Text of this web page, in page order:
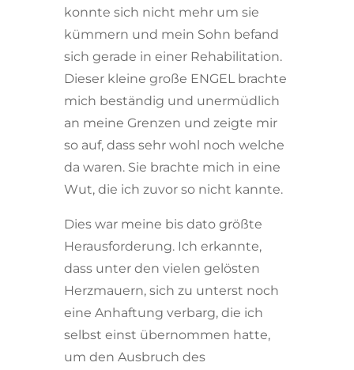
konnte sich nicht mehr um sie
kümmern und mein Sohn befand
sich gerade in einer Rehabilitation.
Dieser kleine große ENGEL brachte
mich beständig und unermüdlich
an meine Grenzen und zeigte mir
so auf, dass sehr wohl noch welche
da waren. Sie brachte mich in eine
Wut, die ich zuvor so nicht kannte.
Dies war meine bis dato größte
Herausforderung. Ich erkannte,
dass unter den vielen gelösten
Herzmauern, sich zu unterst noch
eine Anhaftung verbarg, die ich
selbst einst übernommen hatte,
um den Ausbruch des